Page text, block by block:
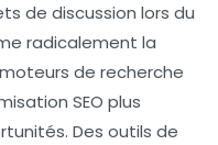
de discussion lors du
radicalement la
de recherche
SEO plus
Des outils de